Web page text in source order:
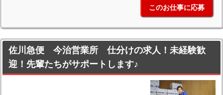
このお仕事に応募
佐川急便 今治営業所 仕分けの求人！未経験歓
迎！先輩たちがサポートします♪